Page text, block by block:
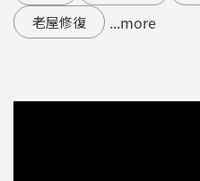
老屋修復
...more